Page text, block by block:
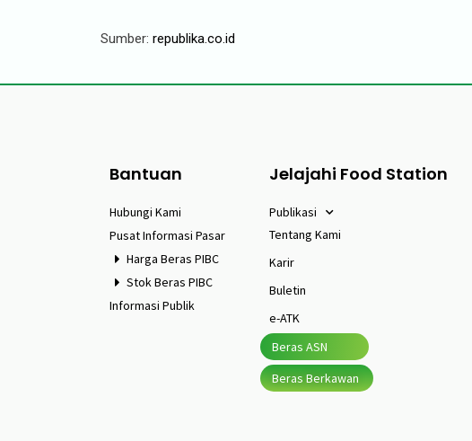
Sumber: republika.co.id
Bantuan
Hubungi Kami
Pusat Informasi Pasar
Harga Beras PIBC
Stok Beras PIBC
Informasi Publik
Jelajahi Food Station
Publikasi
Tentang Kami
Karir
Buletin
e-ATK
Beras ASN
Beras Berkawan